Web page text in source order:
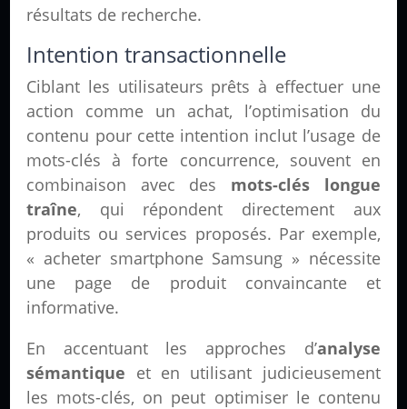
résultats de recherche.
Intention transactionnelle
Ciblant les utilisateurs prêts à effectuer une
action comme un achat, l’optimisation du
contenu pour cette intention inclut l’usage de
mots-clés à forte concurrence, souvent en
combinaison avec des mots-clés longue
traîne, qui répondent directement aux
produits ou services proposés. Par exemple,
« acheter smartphone Samsung » nécessite
une page de produit convaincante et
informative.
En accentuant les approches d’analyse
sémantique et en utilisant judicieusement
les mots-clés, on peut optimiser le contenu